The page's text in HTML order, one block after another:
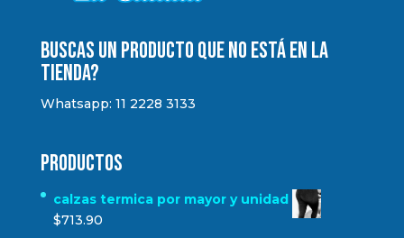
Buscas un producto que no está en la
tienda?
Whatsapp: 11 2228 3133
Productos
calzas termica por mayor y unidad
$713.90